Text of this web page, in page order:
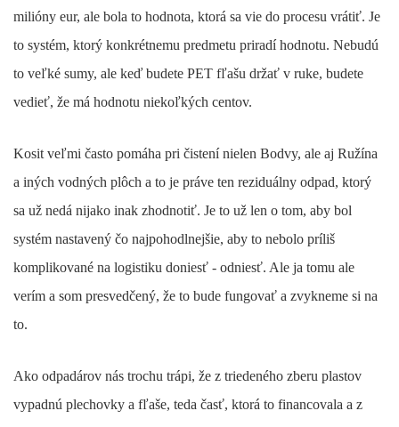
milióny eur, ale bola to hodnota, ktorá sa vie do procesu vrátiť. Je
to systém, ktorý konkrétnemu predmetu priradí hodnotu. Nebudú
to veľké sumy, ale keď budete PET fľašu držať v ruke, budete
vedieť, že má hodnotu niekoľkých centov.
Kosit veľmi často pomáha pri čistení nielen Bodvy, ale aj Ružína
a iných vodných plôch a to je práve ten reziduálny odpad, ktorý
sa už nedá nijako inak zhodnotiť. Je to už len o tom, aby bol
systém nastavený čo najpohodlnejšie, aby to nebolo príliš
komplikované na logistiku doniesť - odniesť. Ale ja tomu ale
verím a som presvedčený, že to bude fungovať a zvykneme si na
to.
Ako odpadárov nás trochu trápi, že z triedeného zberu plastov
vypadnú plechovky a fľaše, teda časť, ktorá to financovala a z